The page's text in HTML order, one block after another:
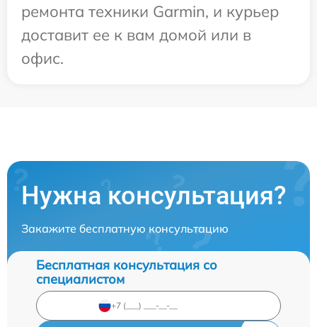
ремонта техники Garmin, и курьер
доставит ее к вам домой или в
офис.
Нужна консультация?
Закажите бесплатную консультацию
Бесплатная консультация со
специалистом